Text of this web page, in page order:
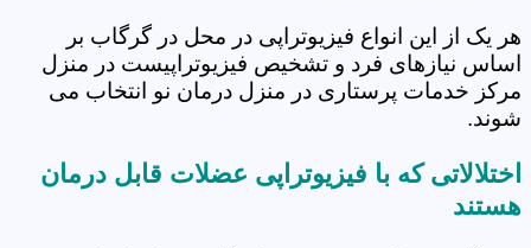
هر یک از این انواع فیزیوتراپی در محل در گرگاب بر
اساس نیازهای فرد و تشخیص فیزیوتراپیست در منزل
مرکز خدمات پرستاری در منزل درمان نو انتخاب می
شوند.
اختلالاتی که با فیزیوتراپی عضلات قابل درمان
هستند